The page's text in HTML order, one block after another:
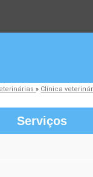
» Clínica
Serviços